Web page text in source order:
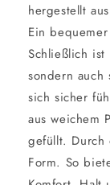
hergestellt
Ein
Schließlich
sondern
sich sicher
aus weichem
gefüllt. Durch
Form. So